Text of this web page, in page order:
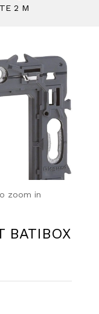
2 M
zoom in
BATIBOX